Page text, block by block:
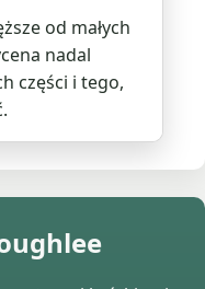
od małych
nadal
części i tego,